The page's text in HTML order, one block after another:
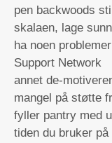
pen backwoods
skalaen, lage
ha noen
Support Network
annet de-
mangel på støtte
fyller pantry med
tiden du bruker